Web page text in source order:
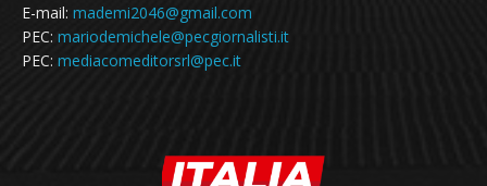
E-mail: mademi2046@gmail.com
PEC: mariodemichele@pecgiornalisti.it
PEC: mediacomeditorsrl@pec.it